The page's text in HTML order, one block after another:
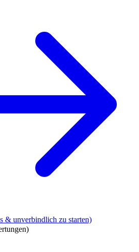
& unverbindlich zu starten)